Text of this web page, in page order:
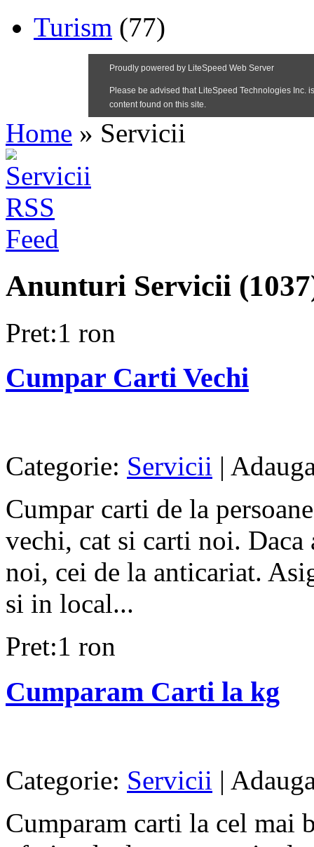
Turism (77)
Home » Servicii
Anunturi Servicii
Pret:1 ron
Cumpar Carti Vechi
Categorie: Servicii |
Cumpar carti de la
vechi, cat si carti noi. Daca
noi, cei de la anticariat.
si in local...
Pret:1 ron
Cumparam Carti la kg
Categorie: Servicii |
Cumparam carti la cel mai